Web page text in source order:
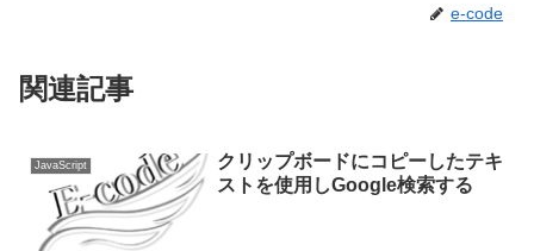
e-code
関連記事
JavaScript
クリップボードにコピーしたテキ
ストを使用しGoogle検索する